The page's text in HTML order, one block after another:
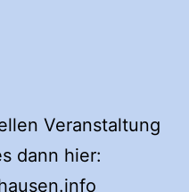
Veranstaltung
dann hier: